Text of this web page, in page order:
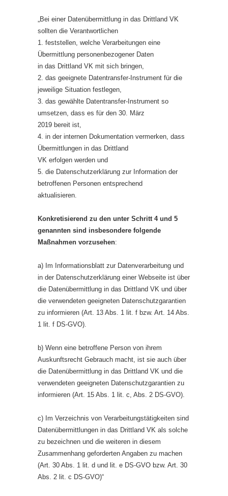
„Bei einer Datenübermittlung in das Drittland VK
sollten die Verantwortlichen
1. feststellen, welche Verarbeitungen eine
Übermittlung personenbezogener Daten
in das Drittland VK mit sich bringen,
2. das geeignete Datentransfer-Instrument für die
jeweilige Situation festlegen,
3. das gewählte Datentransfer-Instrument so
umsetzen, dass es für den 30. März
2019 bereit ist,
4. in der internen Dokumentation vermerken, dass
Übermittlungen in das Drittland
VK erfolgen werden und
5. die Datenschutzerklärung zur Information der
betroffenen Personen entsprechend
aktualisieren.
Konkretisierend zu den unter Schritt 4 und 5
genannten sind insbesondere folgende
Maßnahmen vorzusehen:
a) Im Informationsblatt zur Datenverarbeitung und
in der Datenschutzerklärung einer Webseite ist über
die Datenübermittlung in das Drittland VK und über
die verwendeten geeigneten Datenschutzgarantien
zu informieren (Art. 13 Abs. 1 lit. f bzw. Art. 14 Abs.
1 lit. f DS-GVO).
b) Wenn eine betroffene Person von ihrem
Auskunftsrecht Gebrauch macht, ist sie auch über
die Datenübermittlung in das Drittland VK und die
verwendeten geeigneten Datenschutzgarantien zu
informieren (Art. 15 Abs. 1 lit. c, Abs. 2 DS-GVO).
c) Im Verzeichnis von Verarbeitungstätigkeiten sind
Datenübermittlungen in das Drittland VK als solche
zu bezeichnen und die weiteren in diesem
Zusammenhang geforderten Angaben zu machen
(Art. 30 Abs. 1 lit. d und lit. e DS-GVO bzw. Art. 30
Abs. 2 lit. c DS-GVO)“